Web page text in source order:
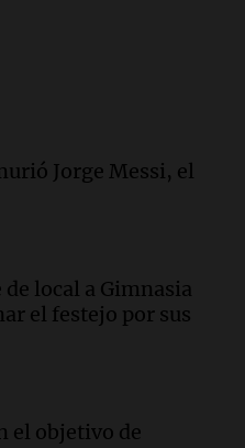
"En esa casa
ver"
derribó el mito
qué alimentos
Messi
Jorge Messi, el
local a Gimnasia
el festejo por sus
el objetivo de